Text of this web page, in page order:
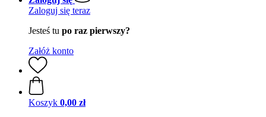
Zaloguj się teraz
Jesteś tu po raz pierwszy?
Załóż konto
Koszyk 0,00 zł